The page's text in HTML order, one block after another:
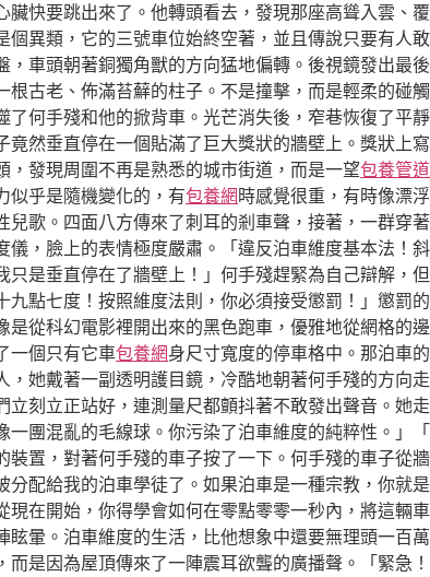
臟快要跳出來了。他轉頭看去，發現那座高聳入雲、
異類，它的三號車位始終空著，並且傳說只要有人
車頭朝著銅獨角獸的方向猛地偏轉。後視鏡發出最
古老、佈滿苔蘚的柱子。不是撞擊，而是輕柔的碰
何手殘和他的掀背車。光芒消失後，窄巷恢復了平
竟然垂直停在一個貼滿了巨大獎狀的牆壁上。獎狀
發現周圍不再是熟悉的城市街道，而是一望包養管道
似乎是隨機變化的，有包養網 時感覺很重，有時像漂
歌。四面八方傳來了刺耳的剎車聲，接著，一群穿
，臉上的表情極度嚴肅。「違反泊車維度基本法！斜
是垂直停在了牆壁上！」何手殘趕緊為自己辯解，
點七度！按照維度法則，你必須接受懲罰！」懲罰
從科幻電影裡開出來的黑色跑車，優雅地從網格的
一個只有它車包養網身尺寸寬度的停車格中。那泊車
她戴著一副透明護目鏡，冷酷地朝著何手殘的方向
刻立正站好，連測量尺都顫抖著不敢發出聲音。她走
一團混亂的毛線球。你污染了泊車維度的純粹性。
置，對著何手殘的車子按了一下。何手殘的車子從
配給我的泊車學徒了。如果泊車是一種宗教，你就
在開始，你得學會如何在零點零零一秒內，將這輛
暈。泊車維度的生活，比他想象中還要無理頭一百
是因為屋頂傳來了一陣震耳欲聾的廣播聲。「緊急